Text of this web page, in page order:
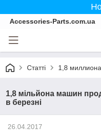
Accessories-Parts.com.ua
Статті 1,8
1,8 мільйона машин
в березні
26.04.2017